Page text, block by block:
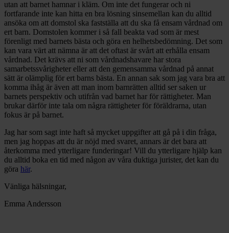
utan att barnet hamnar i kläm. Om inte det fungerar och ni
fortfarande inte kan hitta en bra lösning sinsemellan kan du alltid
ansöka om att domstol ska fastställa att du ska få ensam vårdnad om
ert barn. Domstolen kommer i så fall beakta vad som är mest
förenligt med barnets bästa och göra en helhetsbedömning. Det som
kan vara värt att nämna är att det oftast är svårt att erhålla ensam
vårdnad. Det krävs att ni som vårdnadshavare har stora
samarbetssvårigheter eller att den gemensamma vårdnad på annat
sätt är olämplig för ert barns bästa. En annan sak som jag vara bra att
komma ihåg är även att man inom barnrätten alltid ser saken ur
barnets perspektiv och utifrån vad barnet har för rättigheter. Man
brukar därför inte tala om några rättigheter för föräldrarna, utan
fokus är på barnet.
Jag har som sagt inte haft så mycket uppgifter att gå på i din fråga,
men jag hoppas att du är nöjd med svaret, annars är det bara att
återkomma med ytterligare funderingar! Vill du ytterligare hjälp kan
du alltid boka en tid med någon av våra duktiga jurister, det kan du
göra här.
Vänliga hälsningar,
Emma Andersson